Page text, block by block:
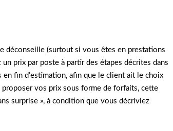
déconseille (surtout si vous êtes en prestations
prix par poste à partir des étapes décrites dans
fin d’estimation, afin que le client ait le choix
proposer vos prix sous forme de forfaits, cette
surprise », à condition que vous décriviez